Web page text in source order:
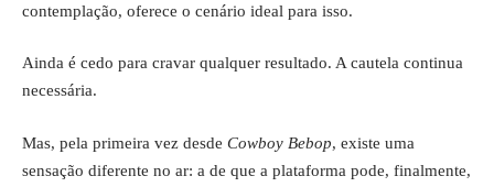
contemplação, oferece o cenário ideal para isso.
Ainda é cedo para cravar qualquer resultado. A cautela continua
necessária.
Mas, pela primeira vez desde Cowboy Bebop, existe uma
sensação diferente no ar: a de que a plataforma pode, finalmente,